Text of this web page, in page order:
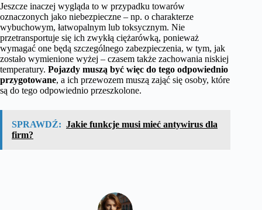
Jeszcze inaczej wygląda to w przypadku towarów
oznaczonych jako niebezpieczne – np. o charakterze
wybuchowym, łatwopalnym lub toksycznym. Nie
przetransportuje się ich zwykłą ciężarówką, ponieważ
wymagać one będą szczególnego zabezpieczenia, w tym, jak
zostało wymienione wyżej – czasem także zachowania niskiej
temperatury. Pojazdy muszą być więc do tego odpowiednio
przygotowane, a ich przewozem muszą zająć się osoby, które
są do tego odpowiednio przeszkolone.
SPRAWDŹ: Jakie funkcje musi mieć antywirus dla
firm?